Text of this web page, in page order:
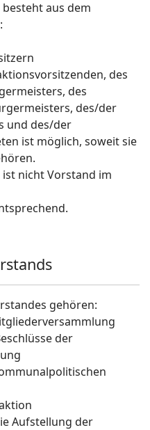
aus dem
des
des
des/der
und des/der
ist möglich, soweit sie
nicht Vorstand im
gehören:
der
Aufstellung der